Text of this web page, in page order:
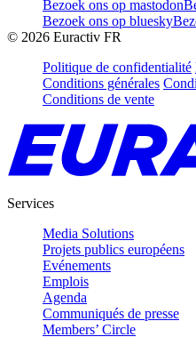
Bezoek ons op mastodon
Bezoek ons op bluesky
© 2026 Euractiv FR
Politique de confidentialité
Conditions générales
Conditions de vente
Services
Media Solutions
Projets publics européens
Evénements
Emplois
Agenda
Communiqués de presse
Members’ Circle